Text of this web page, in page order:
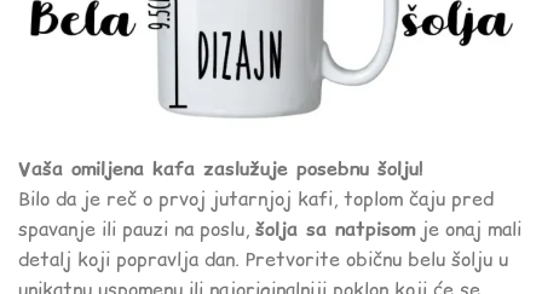
Vaša omiljena kafa zaslužuje posebnu šolju!
Bilo da je reč o prvoj jutarnjoj kafi, toplom čaju pred
spavanje ili pauzi na poslu, šolja sa natpisomje onaj mali
detalj koji popravlja dan. Pretvorite običnu belu šolju u